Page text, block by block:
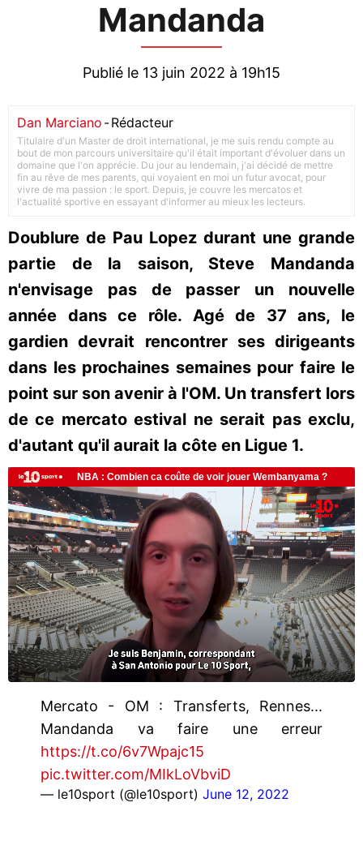
Mandanda
Publié le 13 juin 2022 à 19h15
Dan Marciano -Rédacteur
Titulaire d'un Master de droit international, je me suis rendu compte au
bout de mon parcours universitaire qu'il était important d'évoluer dans un
domaine que l'on apprécie. Du jour au lendemain, j'ai décidé de mettre
fin au rêve de mes parents, qui voyaient en moi un futur avocat, pour
vivre de ma passion : le sport. Depuis, je couvre les mercatos et
l'actualité sportive en essayant d'informer au mieux les lecteurs.
Doublure de Pau Lopez durant une grande
partie de la saison, Steve Mandanda
n'envisage pas de passer un nouvelle
année dans ce rôle. Agé de 37 ans, le
gardien devrait rencontrer ses dirigeants
dans les prochaines semaines pour faire le
point sur son avenir à l'OM. Un transfert lors
de ce mercato estival ne serait pas exclu,
d'autant qu'il aurait la côte en Ligue 1.
Mercato - OM : Transferts, Rennes...
Mandanda va faire une erreur
https://t.co/6v7Wpajc15
pic.twitter.com/MIkLoVbviD
— le10sport (@le10sport) June 12, 2022